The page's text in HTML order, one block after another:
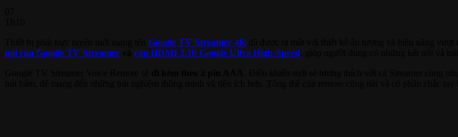
Google TV Streamer 4K
nói của Google TV Streamer
cáp HDMI 2.1b Google Ultra High-Speed